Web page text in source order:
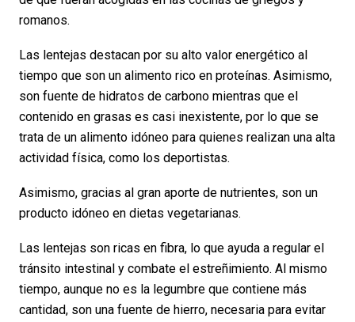
romanos.
Las lentejas destacan por su alto valor energético al
tiempo que son un alimento rico en proteínas. Asimismo,
son fuente de hidratos de carbono mientras que el
contenido en grasas es casi inexistente, por lo que se
trata de un alimento idóneo para quienes realizan una alta
actividad física, como los deportistas.
Asimismo, gracias al gran aporte de nutrientes, son un
producto idóneo en dietas vegetarianas.
Las lentejas son ricas en fibra, lo que ayuda a regular el
tránsito intestinal y combate el estreñimiento. Al mismo
tiempo, aunque no es la legumbre que contiene más
cantidad, son una fuente de hierro, necesaria para evitar